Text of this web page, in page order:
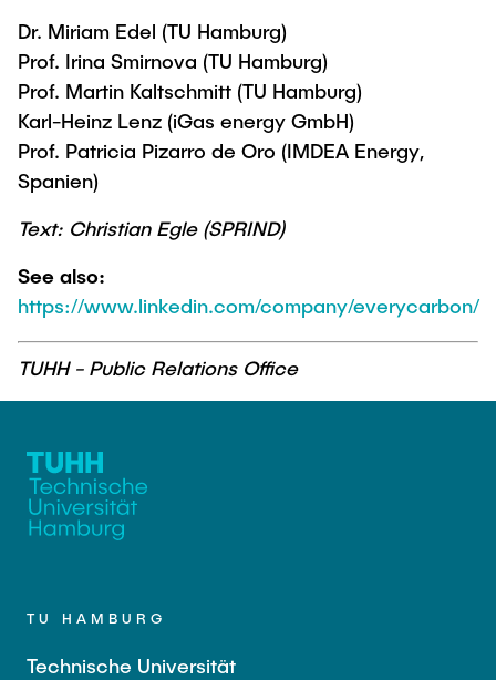
Dr. Miriam Edel (TU Hamburg)
Prof. Irina Smirnova (TU Hamburg)
Prof. Martin Kaltschmitt (TU Hamburg)
Karl-Heinz Lenz (iGas energy GmbH)
Prof. Patricia Pizarro de Oro (IMDEA Energy,
Spanien)
Text: Christian Egle (SPRIND)
See also:
https://www.linkedin.com/company/everycarbon/
TUHH - Public Relations Office
TU HAMBURG
Technische Universität